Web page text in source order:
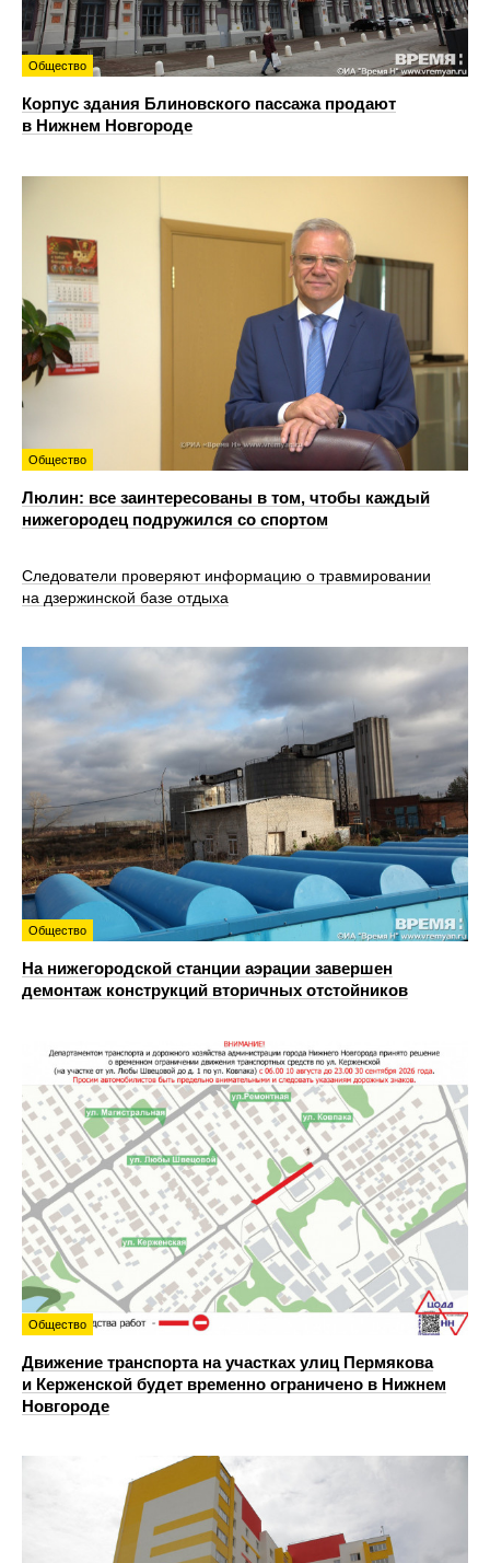
Общество
Корпус здания Блиновского пассажа продают
в Нижнем Новгороде
Общество
Люлин: все заинтересованы в том, чтобы каждый
нижегородец подружился со спортом
Следователи проверяют информацию о травмировании
на дзержинской базе отдыха
Общество
На нижегородской станции аэрации завершен
демонтаж конструкций вторичных отстойников
Общество
Движение транспорта на участках улиц Пермякова
и Керженской будет временно ограничено в Нижнем
Новгороде